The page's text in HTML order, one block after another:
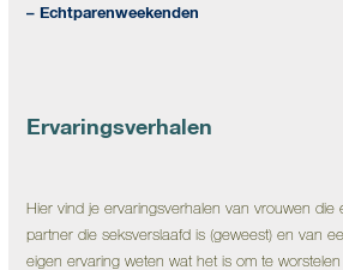
– Echtparenweekenden
Ervaringsverhalen
Hier vind je ervaringsverhalen van vrouwen die
partner die seksverslaafd is (geweest) en van
eigen ervaring weten wat het is om te